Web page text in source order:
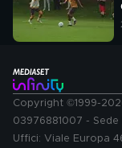
Copyright ©1999-
03976881007 -
Uffici: Viale Europa